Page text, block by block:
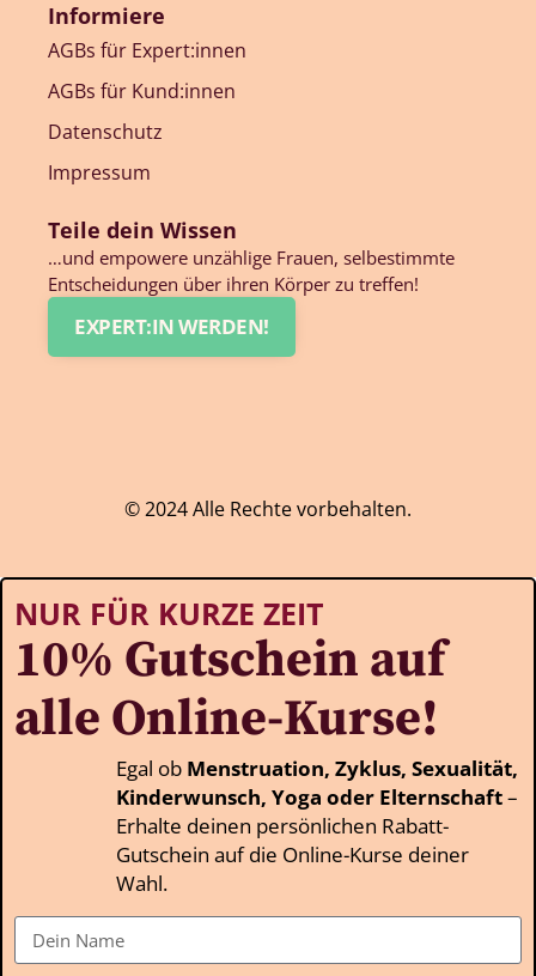
Informiere
AGBs für Expert:innen
AGBs für Kund:innen
Datenschutz
Impressum
Teile dein Wissen
…und empowere unzählige Frauen, selbestimmte
Entscheidungen über ihren Körper zu treffen!
EXPERT:IN WERDEN!
© 2024 Alle Rechte vorbehalten.
NUR FÜR KURZE ZEIT
10% Gutschein auf
alle Online-Kurse!
Egal ob Menstruation, Zyklus, Sexualität,
Kinderwunsch, Yoga oder Elternschaft–
Erhalte deinen persönlichen Rabatt-
Gutschein auf die Online-Kurse deiner
Wahl.